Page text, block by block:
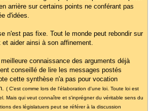
arrière sur certains points ne conférant pas
d'idées.
n'est pas fixe. Tout le monde peut rebondir sur
aider ainsi à son affinement.
connaissance des arguments déjà
conseillé de lire les messages postés
cette synthèse n'a pas pour vocation
( C'est comme lors de l'élaboration d'une loi. Toute loi est
Mais qui veut connaître et s'inprégner du véritable sens du
des législatuers peut se référer à la discussion